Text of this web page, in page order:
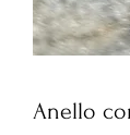
Anello